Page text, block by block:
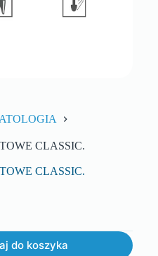
CLASSIC.
CLASSIC.
do koszyka